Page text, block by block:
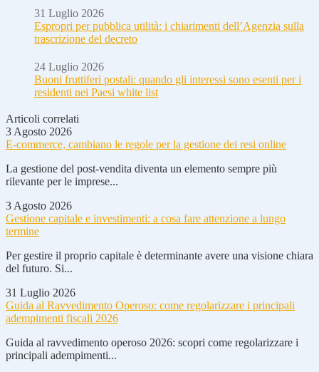
31 Luglio 2026
Espropri per pubblica utilità: i chiarimenti dell’Agenzia sulla
trascrizione del decreto
24 Luglio 2026
Buoni fruttiferi postali: quando gli interessi sono esenti per i
residenti nei Paesi white list
Articoli correlati
3 Agosto 2026
E-commerce, cambiano le regole per la gestione dei resi online
La gestione del post-vendita diventa un elemento sempre più
rilevante per le imprese...
3 Agosto 2026
Gestione capitale e investimenti: a cosa fare attenzione a lungo
termine
Per gestire il proprio capitale è determinante avere una visione chiara
del futuro. Si...
31 Luglio 2026
Guida al Ravvedimento Operoso: come regolarizzare i principali
adempimenti fiscali 2026
Guida al ravvedimento operoso 2026: scopri come regolarizzare i
principali adempimenti...